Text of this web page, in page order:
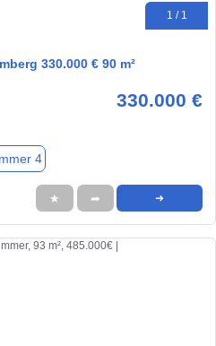
1 / 1
330.000 € 90 m²
330.000 €
4
★ ➦ ➜